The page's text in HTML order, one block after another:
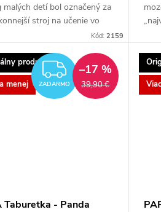
malých detí bol označený za
stroj na učenie vo
Kód: 2159
sa...
produkt
menej
ZADARMO
ZADARMO 39,90 €
–17 %
Taburetka - Panda